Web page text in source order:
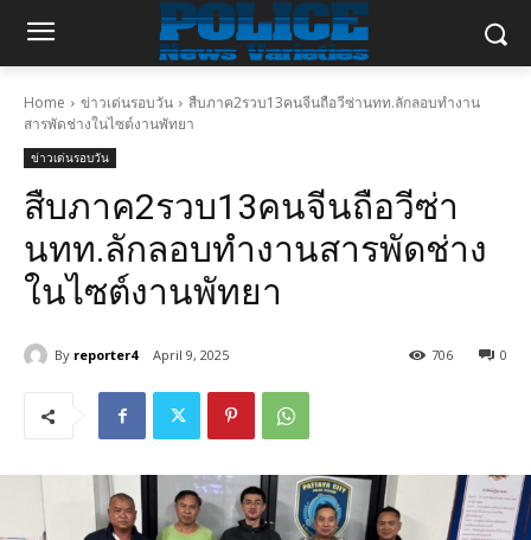
Home ข่าวเด่นรอบวัน
สืบภาค2รวบ13คนจีนถือวีซ่านทท.ลักลอบทำงาน
สารพัดช่างในไซต์งานพัทยา
ข่าวเด่นรอบวัน
สืบภาค2รวบ13คนจีนถือวีซ่า
นทท.ลักลอบทำงานสารพัดช่าง
ในไซต์งานพัทยา
By reporter4 April 9, 2025 0
706